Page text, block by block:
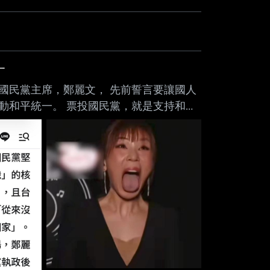
民黨主席，鄭麗文， 先前誓言要讓國人
平統一。 票投國民黨，就是支持和平
--